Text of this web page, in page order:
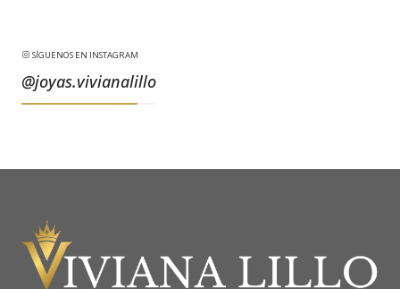
SÍGUENOS EN INSTAGRAM
@joyas.vivianalillo